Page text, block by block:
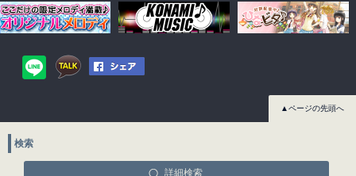
▲ページの先頭へ
検索
詳細検索